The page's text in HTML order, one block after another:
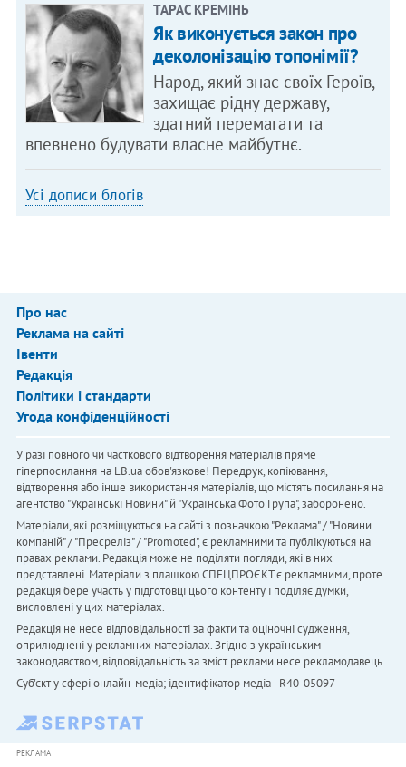
ТАРАС КРЕМІНЬ
Як виконується закон про
деколонізацію топонімії?
Народ, який знає своїх Героїв,
захищає рідну державу,
здатний перемагати та
впевнено будувати власне майбутнє.
Усі дописи блогів
Про нас
Реклама на сайті
Івенти
Редакція
Політики і стандарти
Угода конфіденційності
У разі повного чи часткового відтворення матеріалів пряме
гіперпосилання на LB.ua обов'язкове! Передрук, копіювання,
відтворення або інше використання матеріалів, що містять посилання на
агентство "Українськi Новини" й "Українська Фото Група", заборонено.
Матеріали, які розміщуються на сайті з позначкою "Реклама" / "Новини
компаній" / "Пресреліз" / "Promoted", є рекламними та публікуються на
правах реклами. Редакція може не поділяти погляди, які в них
представлені. Матеріали з плашкою СПЕЦПРОЄКТ є рекламними, проте
редакція бере участь у підготовці цього контенту і поділяє думки,
висловлені у цих матеріалах.
Редакція не несе відповідальності за факти та оціночні судження,
оприлюднені у рекламних матеріалах. Згідно з українським
законодавством, відповідальність за зміст реклами несе рекламодавець.
Cуб'єкт у сфері онлайн-медіа; ідентифікатор медіа - R40-05097
РЕКЛАМА